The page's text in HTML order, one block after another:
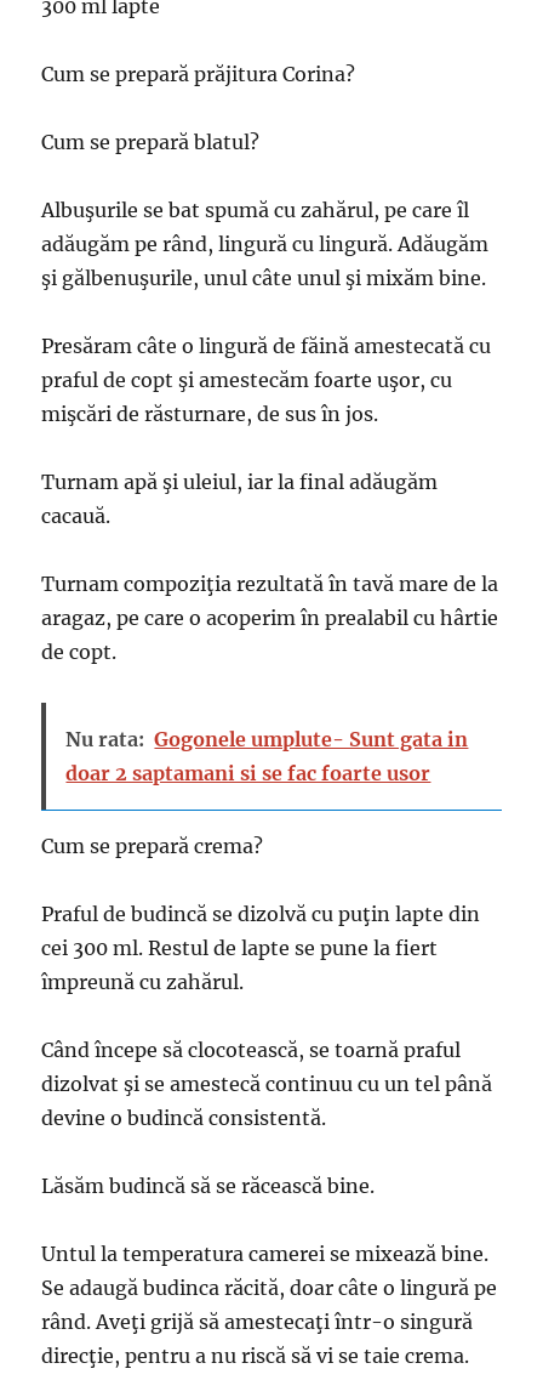
300 ml lapte
Cum se prepară prăjitura Corina?
Cum se prepară blatul?
Albuşurile se bat spumă cu zahărul, pe care îl
adăugăm pe rând, lingură cu lingură. Adăugăm
şi gălbenuşurile, unul câte unul şi mixăm bine.
Presăram câte o lingură de făină amestecată cu
praful de copt şi amestecăm foarte uşor, cu
mişcări de răsturnare, de sus în jos.
Turnam apă şi uleiul, iar la final adăugăm
cacauă.
Turnam compoziţia rezultată în tavă mare de la
aragaz, pe care o acoperim în prealabil cu hârtie
de copt.
Nu rata: Gogonele umplute- Sunt gata in
doar 2 saptamani si se fac foarte usor
Cum se prepară crema?
Praful de budincă se dizolvă cu puţin lapte din
cei 300 ml. Restul de lapte se pune la fiert
împreună cu zahărul.
Când începe să clocotească, se toarnă praful
dizolvat şi se amestecă continuu cu un tel până
devine o budincă consistentă.
Lăsăm budincă să se răcească bine.
Untul la temperatura camerei se mixează bine.
Se adaugă budinca răcită, doar câte o lingură pe
rând. Aveţi grijă să amestecaţi într-o singură
direcţie, pentru a nu riscă să vi se taie crema.